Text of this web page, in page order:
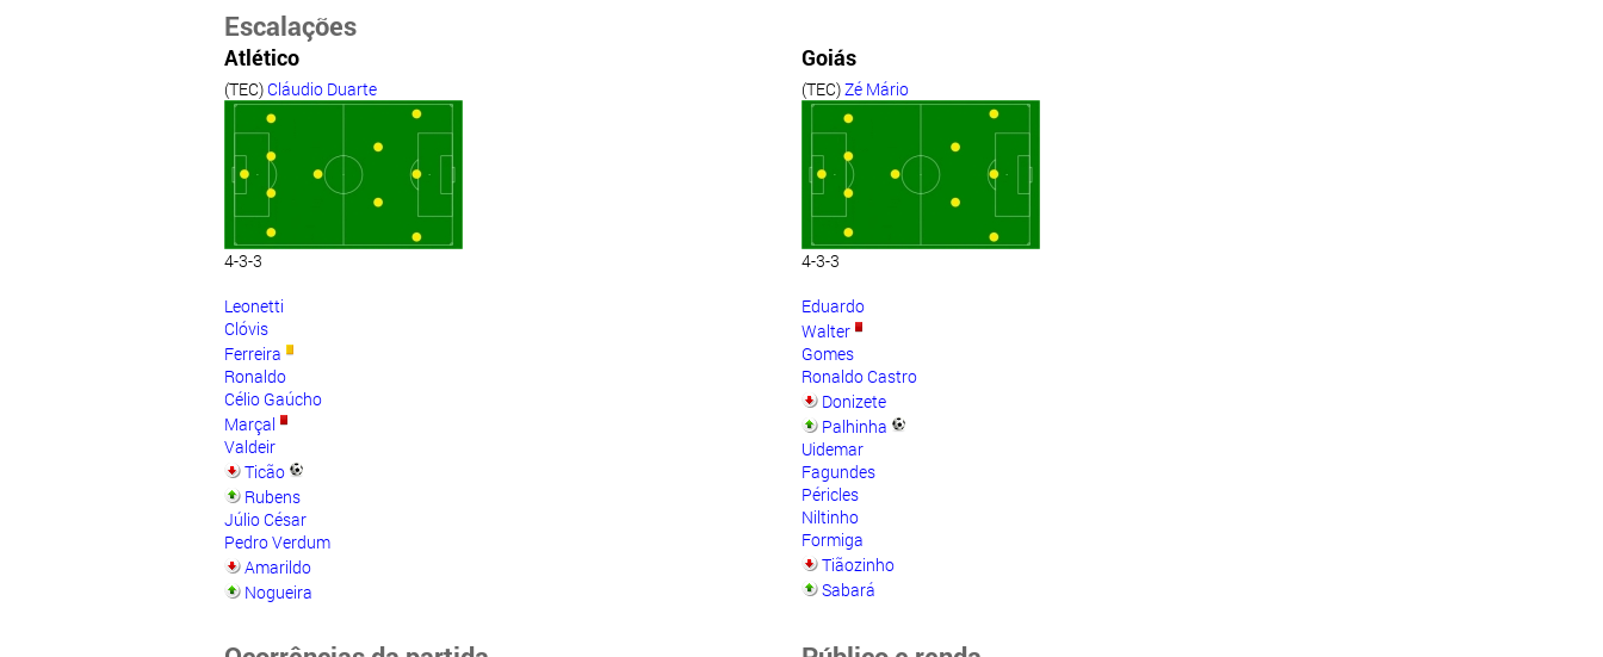
Escalações
Atlético
(TEC) Cláudio Duarte
4-3-3
Leonetti
Clóvis
Ferreira
Ronaldo
Célio Gaúcho
Marçal
Valdeir
Ticão
Rubens
Júlio César
Pedro Verdum
Amarildo
Nogueira
Goiás
(TEC)Zé Mário
4-3-3
Eduardo
Walter
Gomes
Ronaldo Castro
Donizete
Palhinha
Uidemar
Fagundes
Péricles
Niltinho
Formiga
Tiãozinho
Sabará